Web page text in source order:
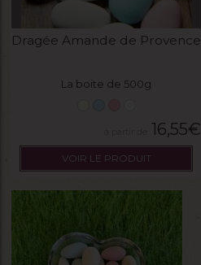
Dragée Amande de Provence
La boite de 500g
16,55€
VOIR LE PRODUIT